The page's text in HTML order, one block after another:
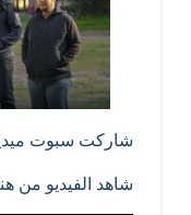
شاركت سبوت ميديا
شاهد الفيديو من هنا: